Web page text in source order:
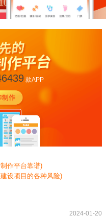
款APP
作平台靠谱)
设项目的各种风险)
2024-01-20